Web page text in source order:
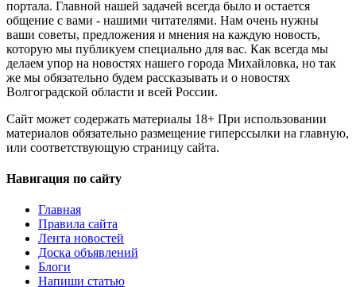
портала. Главной нашей задачей всегда было и остается
общение с вами - нашими читателями. Нам очень нужны
ваши советы, предложения и мнения на каждую новость,
которую мы публикуем специально для вас. Как всегда мы
делаем упор на новостях нашего города Михайловка, но так
же мы обязательно будем рассказывать и о новостях
Волгоградской области и всей России.
Сайт может содержать материалы 18+ При использовании
материалов обязательно размещение гиперссылки на главную,
или соответствующую страницу сайта.
Навигация по сайту
Главная
Правила сайта
Лента новостей
Доска объявлений
Блоги
Напиши статью